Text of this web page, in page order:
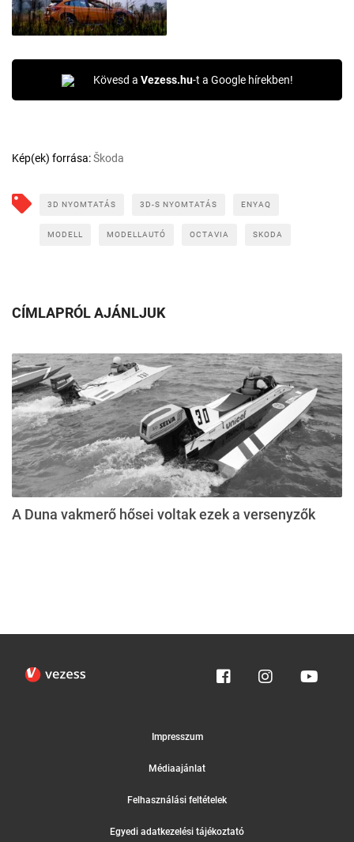
Kövesd a Vezess.hu-t a Google hírekben!
Kép(ek) forrása:Škoda
3D NYOMTATÁS 3D-S NYOMTATÁS ENYAQ
MODELL MODELLAUTÓ OCTAVIA SKODA
CÍMLAPRÓL AJÁNLJUK
A Duna vakmerő hősei voltak ezek a versenyzők
Impresszum
Médiaajánlat
Felhasználási feltételek
Egyedi adatkezelési tájékoztató